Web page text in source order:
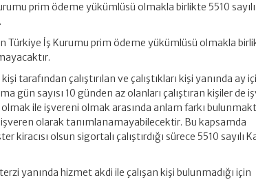
prim ödeme yükümlüsü olmakla birlikte 5510 sayılı
Türkiye İş Kurumu prim ödeme yükümlüsü olmakla
tarafından çalıştırılan ve çalıştıkları kişi yanında ay
gün sayısı 10 günden az olanları çalıştıran kişiler de
ile işvereni olmak arasında anlam farkı
olarak tanımlanamayabilecektir. Bu kapsamda
kiracısı olsun sigortalı çalıştırdığı sürece 5510 sayılı
yanında hizmet akdi ile çalışan kişi bulunmadığı için